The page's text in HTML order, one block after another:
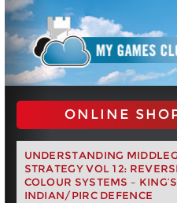
ONLINE
UNDERSTANDING
STRATEGY VOL 12:
COLOUR SYSTEMS – KING’S
INDIAN/PIRC DEFENCE